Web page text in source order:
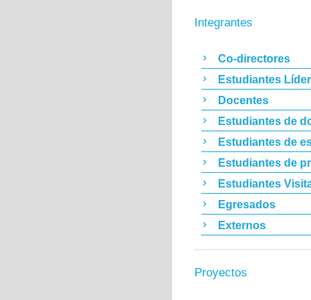
Integrantes
Co-directores
Estudiantes
Docentes
Estudiantes de
Estudiantes de
Estudiantes de
Estudiantes
Egresados
Externos
Proyectos